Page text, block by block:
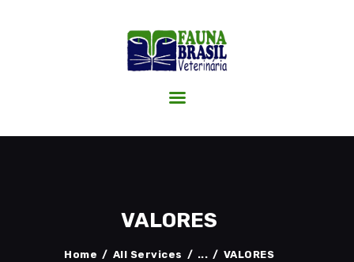
VALORES
Home All Services ... VALORES
SERVIÇOS